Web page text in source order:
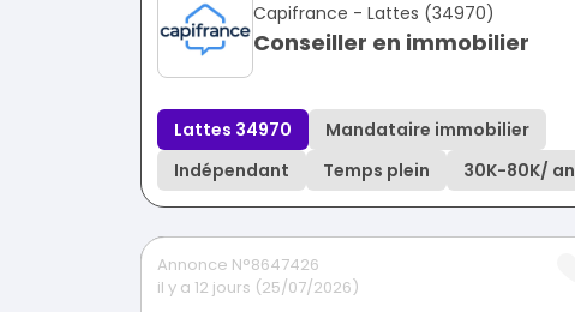
Capifrance - Lattes (34970)
Conseiller en immobilier
Lattes 34970
Mandataire immobilier
Indépendant
Temps plein 30K-80K/ an
Annonce N°8647426
il y a 12 jours (25/07/2026)